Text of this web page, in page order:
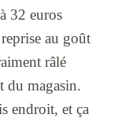
32 euros
au goût
râlé
du magasin.
endroit, et ça